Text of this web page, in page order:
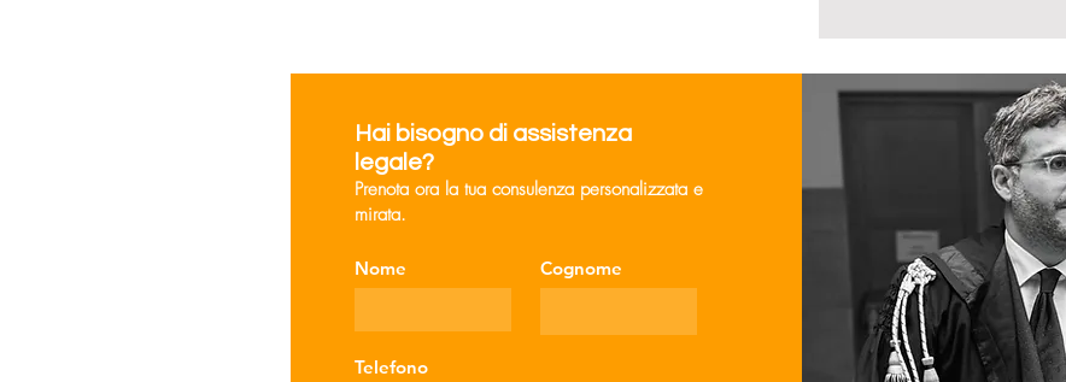
Hai bisogno di assistenza
legale?
Prenota ora la tua consulenza personalizzata e
mirata.
Nome Cognome
Telefono